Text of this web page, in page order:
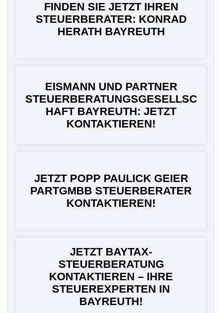
FINDEN SIE JETZT IHREN
STEUERBERATER: KONRAD
HERATH BAYREUTH
EISMANN UND PARTNER
STEUERBERATUNGSGESELLSC
HAFT BAYREUTH: JETZT
KONTAKTIEREN!
JETZT POPP PAULICK GEIER
PARTGMBB STEUERBERATER
KONTAKTIEREN!
JETZT BAYTAX-
STEUERBERATUNG
KONTAKTIEREN – IHRE
STEUEREXPERTEN IN
BAYREUTH!